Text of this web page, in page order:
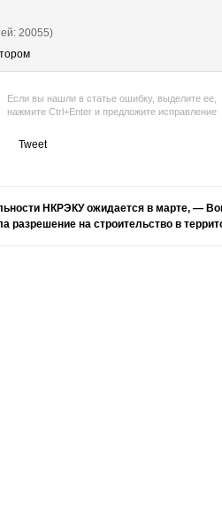
20055)
Если вы нашли в статье ошибку, выделите ее,
нажмите Ctrl+Enter и предложите исправление
Tweet
НКРЭКУ ожидается в марте, —
разрешение на строительство в